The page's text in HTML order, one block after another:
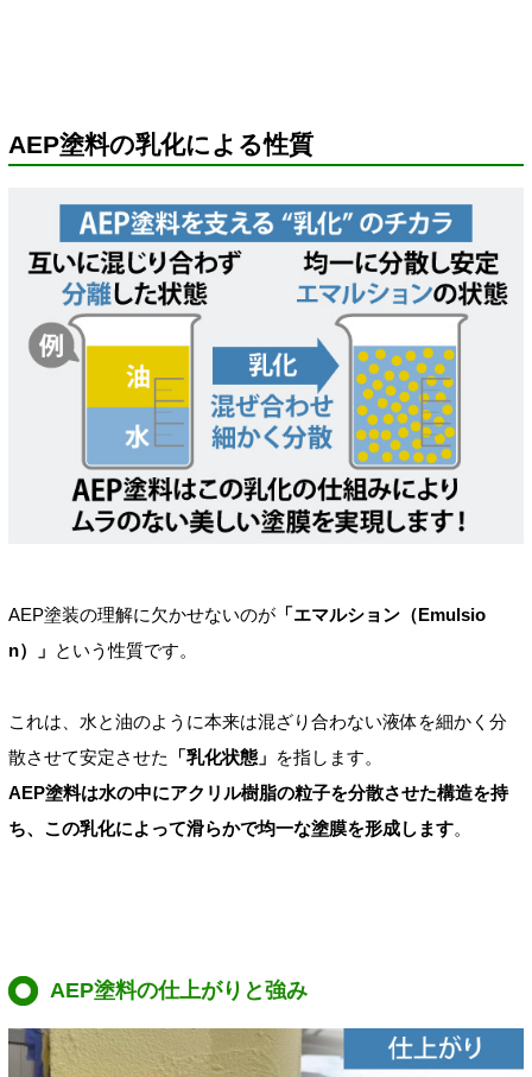
AEP塗料の乳化による性質
AEP塗装の理解に欠かせないのが 「エマルション（Emulsio
n）」 という性質です。
これは、水と油のように本来は混ざり合わない液体を細かく分
散させて安定させた
「乳化状態」 を指します。
AEP塗料は水の中にアクリル樹脂の粒子を分散させた構造を持
ち、この乳化によって滑らかで均一な塗膜を形成します。
AEP塗料の仕上がりと強み